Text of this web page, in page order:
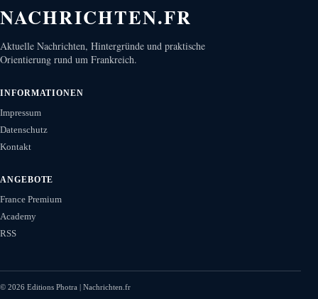
NACHRICHTEN.FR
Aktuelle Nachrichten, Hintergründe und praktische
Orientierung rund um Frankreich.
INFORMATIONEN
Impressum
Datenschutz
Kontakt
ANGEBOTE
France Premium
Academy
RSS
© 2026 Editions Photra | Nachrichten.fr